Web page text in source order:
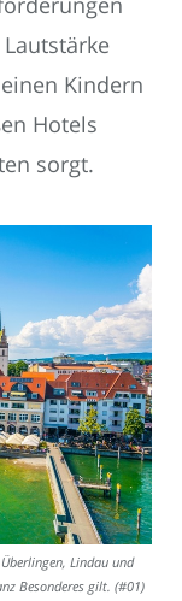
Kindern
Hotels
sorgt.
Lindau und
Besonderes gilt. (#01)